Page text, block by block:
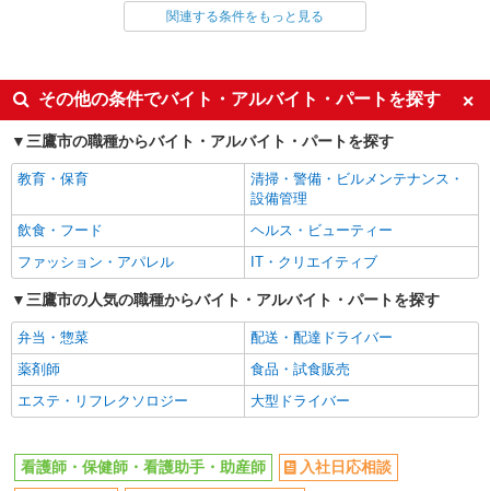
同じ雇用形態から吉祥寺駅の求人を探す
同じ特徴から吉祥寺駅の求人を探す
入社日応相談
未経験歓迎
経験者・有資格者歓迎
新卒・第二新卒歓迎
主婦・主夫歓迎
フリーター歓迎
学歴不問
ブランクOK
ミドル（40代～）活躍中
エルダー（50代～）活躍中
シニア（60代～）活躍中
高収入・高額
ボーナス・賞与あり
昇給あり
完全週休2日制
フルタイム歓迎
禁煙・分煙
駅直結・駅チカ
車通勤OK
残業少なめ（月20h未満）
交通費支給
関連する条件をもっと見る
その他の条件でバイト・アルバイト・パートを探す
三鷹市の職種からバイト・アルバイト・パートを探す
教育・保育
清掃・警備・ビルメンテナンス・
設備管理
飲食・フード
ヘルス・ビューティー
ファッション・アパレル
IT・クリエイティブ
三鷹市の人気の職種からバイト・アルバイト・パートを探す
弁当・惣菜
配送・配達ドライバー
薬剤師
食品・試食販売
エステ・リフレクソロジー
大型ドライバー
看護師・保健師・看護助手・助産師
入社日応相談